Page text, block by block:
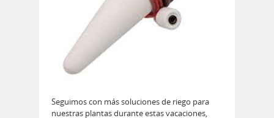
Seguimos con más soluciones de riego para
nuestras plantas durante estas vacaciones,